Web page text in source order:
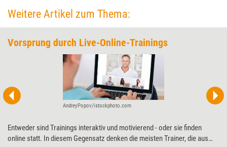
Weitere Artikel zum Thema:
Vorsprung durch Live-Online-Trainings
AndreyPopov/istockphoto.com
Entweder sind Trainings interaktiv und motivierend - oder sie finden
online statt. In diesem Gegensatz denken die meisten Trainer, die aus